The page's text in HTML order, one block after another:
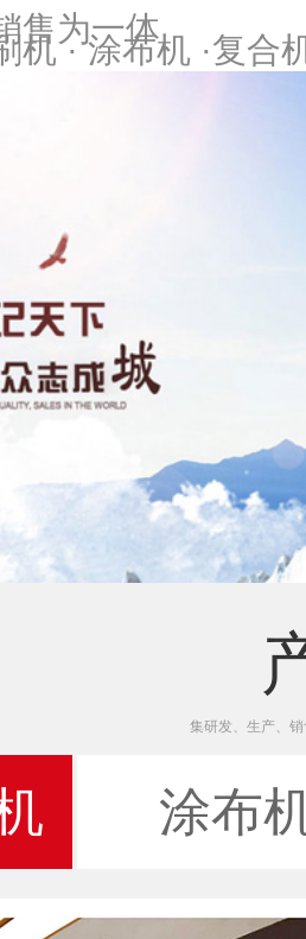
售为一体
机 · 涂布机 ·复合
集研发、生产、
涂布